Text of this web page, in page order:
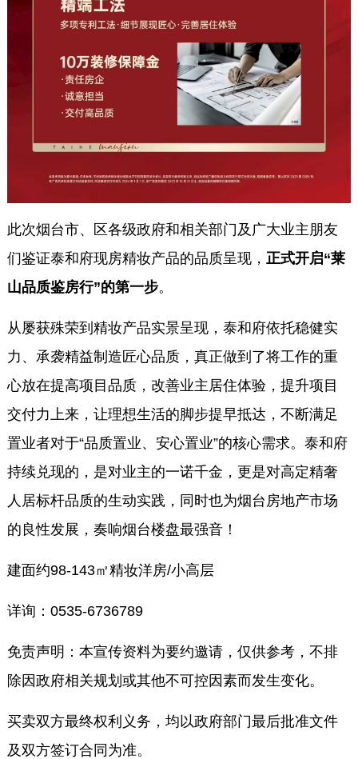
此次烟台市、区各级政府和相关部门及广大业主朋友
们鉴证泰和府现房精妆产品的品质呈现， 正式开启“莱
山品质鉴房行”的第一步。
从屡获殊荣到精妆产品实景呈现，泰和府依托稳健实
力、承袭精益制造匠心品质，真正做到了将工作的重
心放在提高项目品质，改善业主居住体验，提升项目
交付力上来，让理想生活的脚步提早抵达，不断满足
置业者对于“品质置业、安心置业”的核心需求。泰和府
持续兑现的，是对业主的一诺千金，更是对高定精奢
人居标杆品质的生动实践，同时也为烟台房地产市场
的良性发展，奏响烟台楼盘最强音！
建面约98-143㎡精妆洋房/小高层
详询：0535-6736789
免责声明：本宣传资料为要约邀请，仅供参考，不排
除因政府相关规划或其他不可控因素而发生变化。
买卖双方最终权利义务，均以政府部门最后批准文件
及双方签订合同为准。